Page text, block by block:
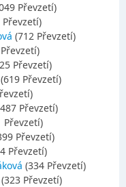
Převzetí)
Převzetí)
(712 Převzetí)
Převzetí)
(619 Převzetí)
Převzetí)
Převzetí)
Převzetí)
Převzetí)
(334 Převzetí)
(323 Převzetí)